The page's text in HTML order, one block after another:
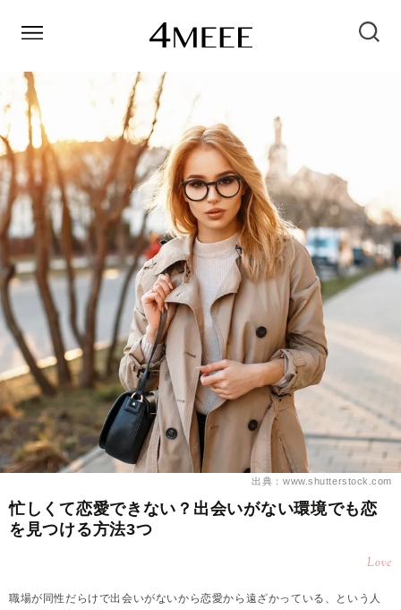
出典：www.shutterstock.com
忙しくて恋愛できない？出会いがない環境でも恋
を見つける方法3つ
Love
職場が同性だらけで出会いがないから恋愛から遠ざかっている、という人